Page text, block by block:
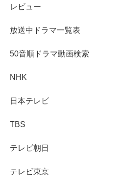
レビュー
放送中ドラマ一覧表
50音順ドラマ動画検索
NHK
日本テレビ
TBS
テレビ朝日
テレビ東京